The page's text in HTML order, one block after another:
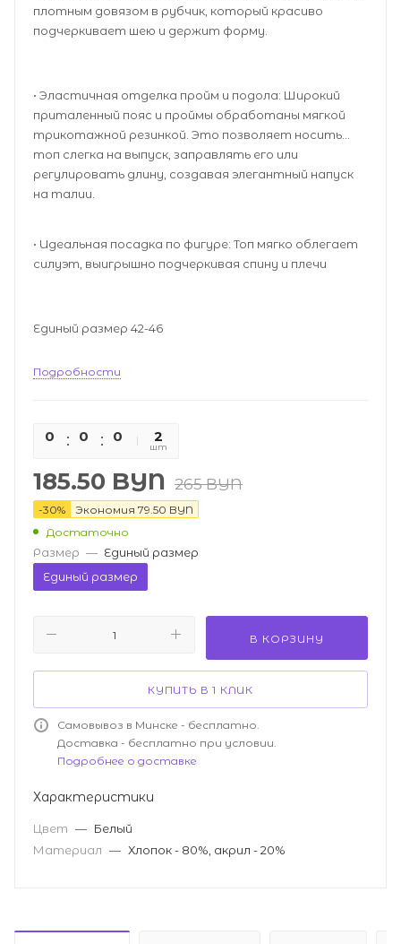
плотным довязом в рубчик, который красиво
подчеркивает шею и держит форму.
• Эластичная отделка пройм и подола: Широкий
приталенный пояс и проймы обработаны мягкой
трикотажной резинкой. Это позволяет носить
топ слегка на выпуск, заправлять его или
регулировать длину, создавая элегантный напуск
на талии.
• Идеальная посадка по фигуре: Топ мягко облегает
силуэт, выигрышно подчеркивая спину и плечи
Единый размер 42-46
Подробности
0 0 0 02
шт
185.50 BYN 265BYN
-30% Экономия 79.50 BYN
Достаточно
Размер — Единый размер
Единый размер
В КОРЗИНУ
КУПИТЬ В 1 КЛИК
Самовывоз в Минске - бесплатно.
Доставка - бесплатно при условии.
Подробнее о доставке
Характеристики
Цвет — Белый
Материал — Хлопок - 80%, акрил - 20%